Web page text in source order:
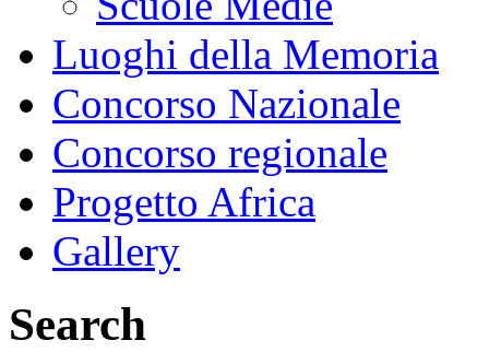
Luoghi della Memoria
Concorso Nazionale
Concorso regionale
Progetto Africa
Gallery
Search